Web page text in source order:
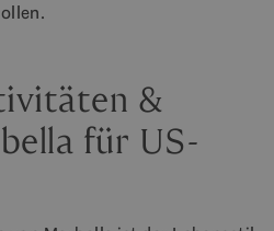
&
für US-